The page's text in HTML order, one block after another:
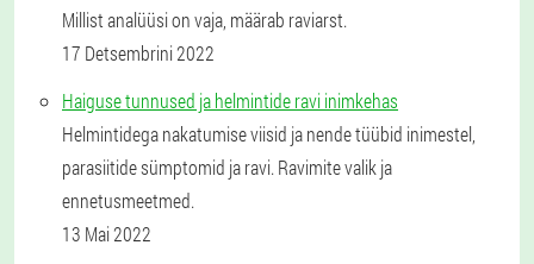
Millist analüüsi on vaja, määrab raviarst.
17 Detsembrini 2022
Haiguse tunnused ja helmintide ravi inimkehas
Helmintidega nakatumise viisid ja nende tüübid inimestel,
parasiitide sümptomid ja ravi. Ravimite valik ja
ennetusmeetmed.
13 Mai 2022